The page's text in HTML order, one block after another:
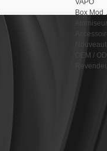
VAPO
Box Mod
OEM /